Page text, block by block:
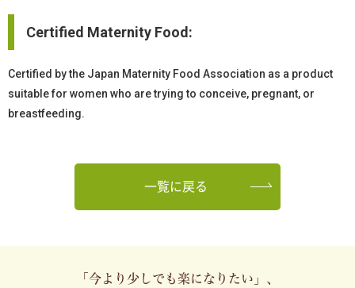
Certified Maternity Food:
Certified by the Japan Maternity Food Association as a product
suitable for women who are trying to conceive, pregnant, or
breastfeeding.
一覧に戻る
「今より少しでも楽になりたい」、